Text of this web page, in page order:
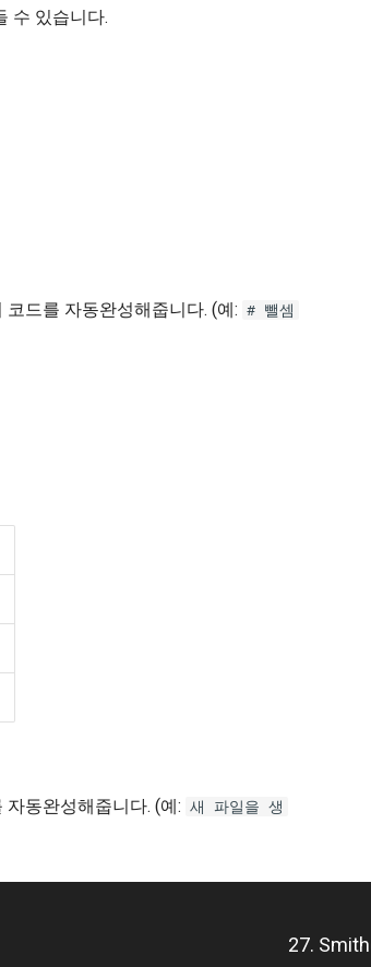
수 있습니다.
드를 자동완성해줍니다. (예: # 뺄셈
동완성해줍니다. (예: 새 파일을 생
27.